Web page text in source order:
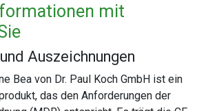
mit
Auszeichnungen
Bea von Dr. Paul Koch GmbH ist ein
das den Anforderungen der